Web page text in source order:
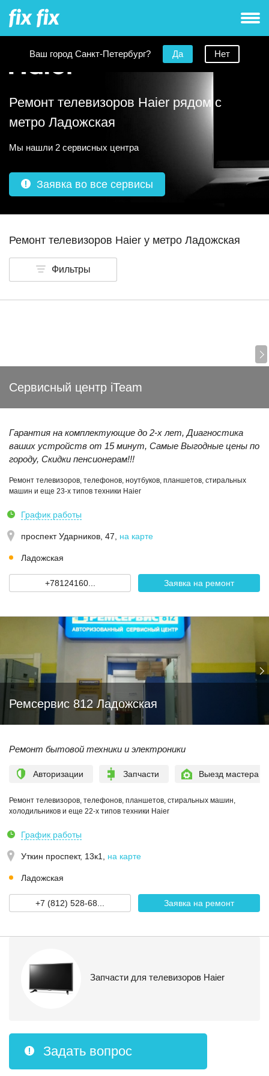
Ваш город Санкт-Петербург? Да Нет
Ремонт телевизоров Haier рядом с
метро Ладожская
Мы нашли 2 сервисных центра
Заявка во все сервисы
Ремонт телевизоров Haier у метро Ладожская
Фильтры
Сервисный центр iTeam
Гарантия на комплектующие до 2-x лет, Диагностика
ваших устройств от 15 минут, Самые Выгодные цены по
городу, Скидки пенсионерам!!!
Ремонт телевизоров, телефонов, ноутбуков, планшетов, стиральных
машин и еще 23-х типов техники Haier
График работы
проспект Ударников, 47 на карте
Ладожская
+78124160... Заявка на ремонт
Ремсервис 812 Ладожская
Ремонт бытовой техники и электроники
Авторизации Запчасти Выезд мастера
Ремонт телевизоров, телефонов, планшетов, стиральных машин,
холодильников и еще 22-х типов техники Haier
График работы
Уткин проспект, 13к1 на карте
Ладожская
+7 (812) 528-68... Заявка на ремонт
Запчасти для телевизоров Haier
Задать вопрос